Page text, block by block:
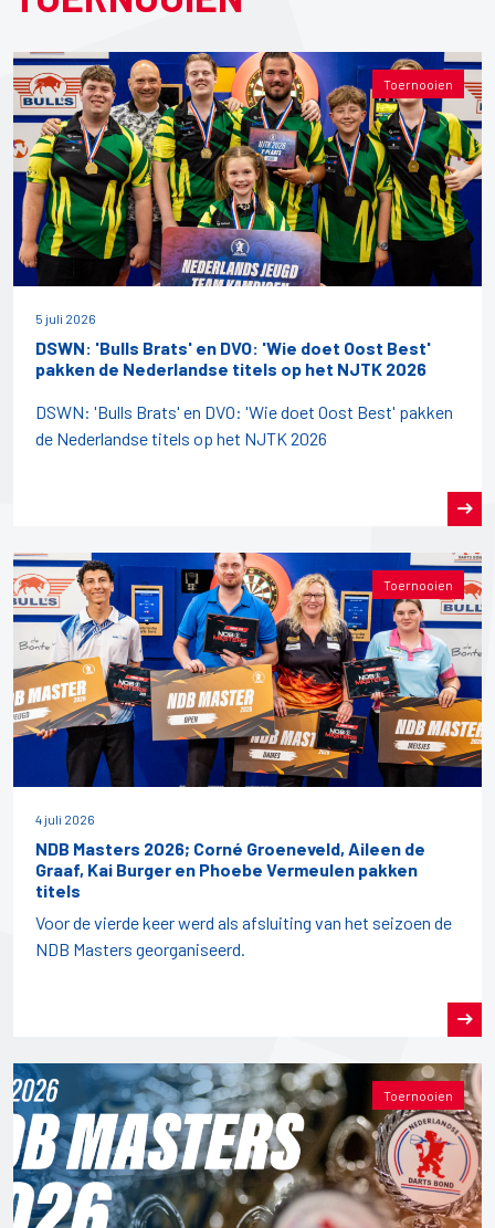
Toernooien
5 juli 2026
DSWN: 'Bulls Brats' en DVO: 'Wie doet Oost Best'
pakken de Nederlandse titels op het NJTK 2026
DSWN: 'Bulls Brats' en DVO: 'Wie doet Oost Best' pakken
de Nederlandse titels op het NJTK 2026
Toernooien
4 juli 2026
NDB Masters 2026; Corné Groeneveld, Aileen de
Graaf, Kai Burger en Phoebe Vermeulen pakken
titels
Voor de vierde keer werd als afsluiting van het seizoen de
NDB Masters georganiseerd.
Toernooien